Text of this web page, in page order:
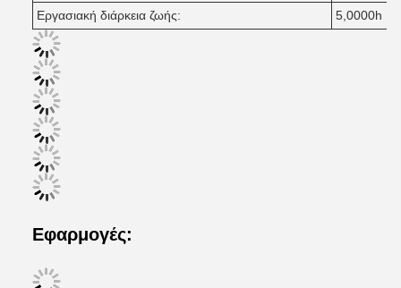
Εργασιακή διάρκεια ζωής: 5,0000h
Εφαρμογές: